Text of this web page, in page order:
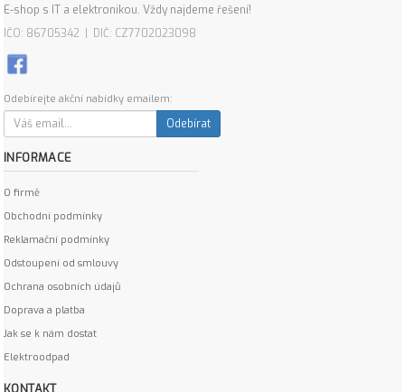
E-shop s IT a elektronikou. Vždy najdeme řešení!
IČO: 86705342 | DIČ: CZ7702023098
Odebírejte akční nabídky emailem:
Odebírat
INFORMACE
O firmě
Obchodní podmínky
Reklamační podmínky
Odstoupení od smlouvy
Ochrana osobních údajů
Doprava a platba
Jak se k nám dostat
Elektroodpad
KONTAKT